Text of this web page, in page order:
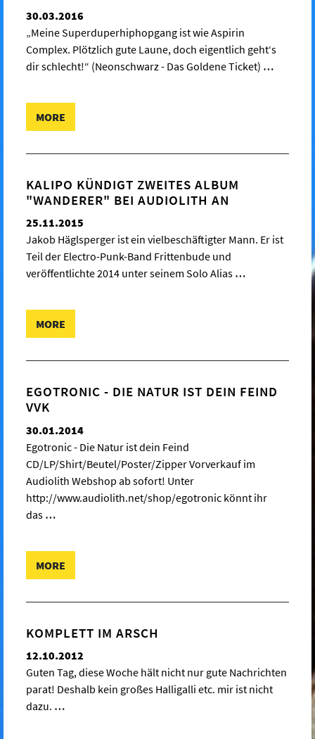
30.03.2016
„Meine Superduperhiphopgang ist wie Aspirin
Complex. Plötzlich gute Laune, doch eigentlich geht‘s
dir schlecht!“ (Neonschwarz - Das Goldene Ticket) …
MORE
KALIPO KÜNDIGT ZWEITES ALBUM
"WANDERER" BEI AUDIOLITH AN
25.11.2015
Jakob Häglsperger ist ein vielbeschäftigter Mann. Er ist
Teil der Electro-Punk-Band Frittenbude und
veröffentlichte 2014 unter seinem Solo Alias …
MORE
EGOTRONIC - DIE NATUR IST DEIN FEIND
VVK
30.01.2014
Egotronic - Die Natur ist dein Feind
CD/LP/Shirt/Beutel/Poster/Zipper Vorverkauf im
Audiolith Webshop ab sofort! Unter
http://www.audiolith.net/shop/egotronic könnt ihr
das …
MORE
KOMPLETT IM ARSCH
12.10.2012
Guten Tag, diese Woche hält nicht nur gute Nachrichten
parat! Deshalb kein großes Halligalli etc. mir ist nicht
dazu. …